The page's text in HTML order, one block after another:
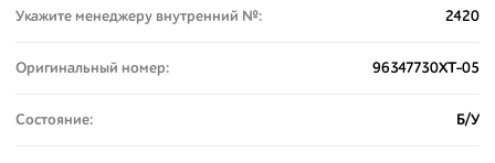
Укажите менеджеру внутренний №: 2420
Оригинальный номер: 96347730XT-05
Состояние: Б/У